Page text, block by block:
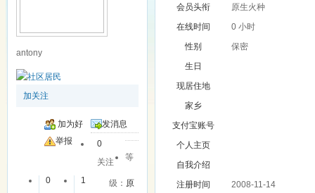
antony
加关注
加为好
友
发消息
举报
0
关注
0
1
等
级： 原
会员头衔
原生火种
在线时间
0 小时
性别
保密
生日
现居住地
家乡
支付宝账号
个人主页
自我介绍
注册时间
2008-11-14